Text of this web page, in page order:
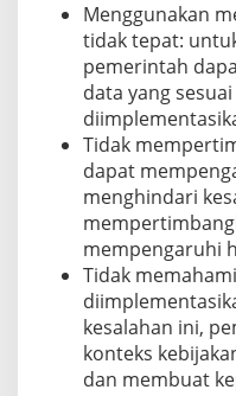
Menggunakan
tidak tepat:
pemerintah
data yang
Tidak
dapat
menghindari
mempengaruhi
Tidak
kesalahan ini,
konteks
dan membuat